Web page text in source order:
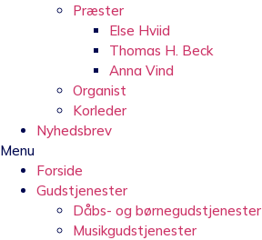
Præster
Else Hviid
Thomas H. Beck
Anna Vind
Organist
Korleder
Nyhedsbrev
Menu
Forside
Gudstjenester
Dåbs- og børnegudstjenester
Musikgudstjenester